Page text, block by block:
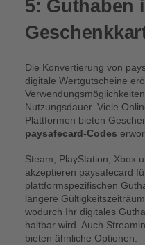
5: Guthaben
Die Konvertierung von
digitale Wertgutscheine
Nutzungsdauer. Viele
Plattformen bieten
paysafecard-Codes
Steam, PlayStation, Xbox
akzeptieren paysafecard
plattformspezifischen
längere
wodurch Ihr digitales
haltbar wird. Auch
bieten ähnliche Optionen.